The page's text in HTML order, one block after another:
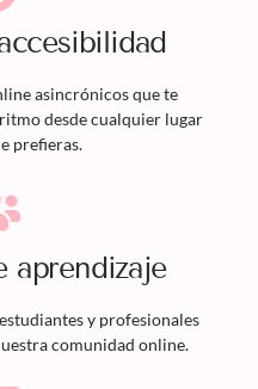
asincrónicos que te
desde cualquier lugar
prefieras.
aprendizaje
y profesionales
comunidad online.